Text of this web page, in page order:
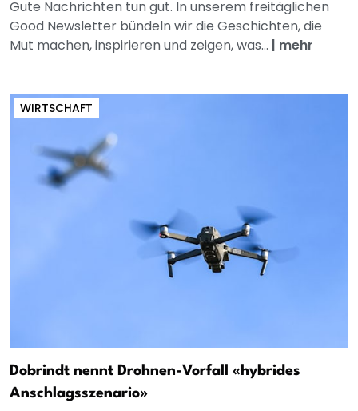
Gute Nachrichten tun gut. In unserem freitäglichen
Good Newsletter bündeln wir die Geschichten, die
Mut machen, inspirieren und zeigen, was... | mehr
WIRTSCHAFT
Dobrindt nennt Drohnen-Vorfall «hybrides
Anschlagsszenario»